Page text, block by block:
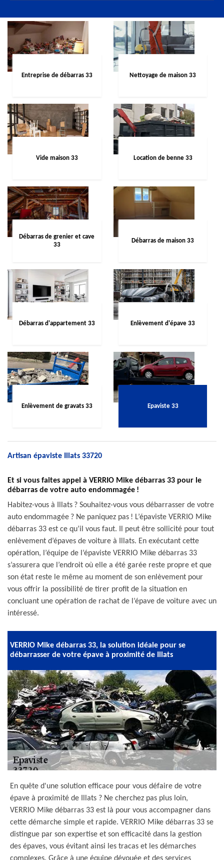
Entreprise de débarras 33 Nettoyage de maison 33
Vide maison 33 Location de benne 33
Débarras de grenier et cave
33
Débarras de maison 33
Débarras d'appartement 33 Enlèvement d'épave 33
Enlèvement de gravats 33 Epaviste 33
Artisan épaviste Illats 33720
Et si vous faites appel à VERRIO Mike débarras 33 pour le
débarras de votre auto endommagée !
Habitez-vous à Illats ? Souhaitez-vous vous débarrasser de votre
auto endommagée ? Ne paniquez pas ! L’épaviste VERRIO Mike
débarras 33 est ce qu’il vous faut. Il peut être sollicité pour tout
enlèvement d’épaves de voiture à Illats. En exécutant cette
opération, l’équipe de l’épaviste VERRIO Mike débarras 33
s’assurera que l’endroit où elle a été garée reste propre et que
son état reste le même au moment de son enlèvement pour
vous offrir la possibilité de tirer profit de la situation en
concluant une opération de rachat de l’épave de voiture avec un
intéressé.
VERRIO Mike débarras 33, la solution idéale pour se
débarrasser de votre épave à proximité de Illats
En quête d'une solution efficace pour vous défaire de votre
épave à proximité de Illats ? Ne cherchez pas plus loin,
VERRIO Mike débarras 33 est là pour vous accompagner dans
cette démarche simple et rapide. VERRIO Mike débarras 33 se
distingue par son expertise et son efficacité dans la gestion
des épaves, vous évitant ainsi les tracas et les démarches